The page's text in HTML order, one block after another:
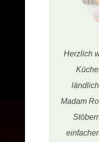
Herzlich
Madam